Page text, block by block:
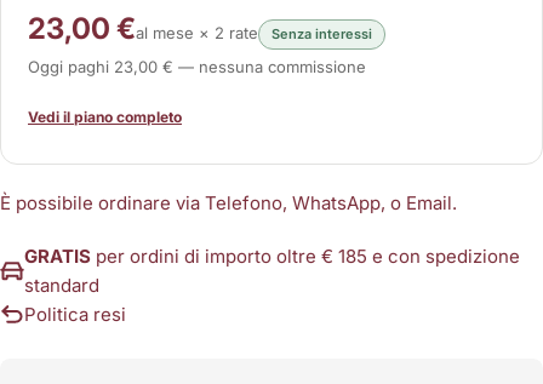
23,00 €al mese × 2 rate Senza interessi
Oggi paghi 23,00 € — nessuna commissione
Vedi il piano completo
È possibile ordinare via Telefono, WhatsApp, o Email.
GRATIS per ordini di importo oltre € 185 e con spedizione
standard
Politica resi